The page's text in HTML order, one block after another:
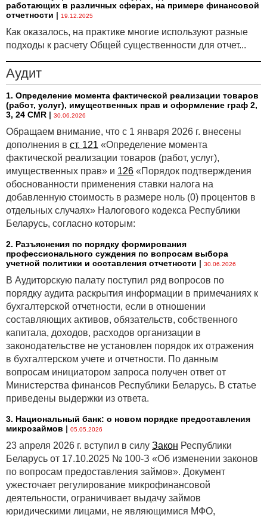
работающих в различных сферах, на примере финансовой
отчетности | 19.12.2025
Как оказалось, на практике многие используют разные
подходы к расчету Общей существенности для отчет...
Аудит
1. Определение момента фактической реализации товаров
(работ, услуг), имущественных прав и оформление граф 2,
3, 24 CMR | 30.06.2026
Обращаем внимание, что с 1 января 2026 г. внесены
дополнения в ст. 121 «Определение момента
фактической реализации товаров (работ, услуг),
имущественных прав» и 126 «Порядок подтверждения
обоснованности применения ставки налога на
добавленную стоимость в размере ноль (0) процентов в
отдельных случаях» Налогового кодекса Республики
Беларусь, согласно которым:
2. Разъяснения по порядку формирования
профессионального суждения по вопросам выбора
учетной политики и составления отчетности | 30.06.2026
В Аудиторскую палату поступил ряд вопросов по
порядку аудита раскрытия информации в примечаниях к
бухгалтерской отчетности, если в отношении
составляющих активов, обязательств, собственного
капитала, доходов, расходов организации в
законодательстве не установлен порядок их отражения
в бухгалтерском учете и отчетности. По данным
вопросам инициатором запроса получен ответ от
Министерства финансов Республики Беларусь. В статье
приведены выдержки из ответа.
3. Национальный банк: о новом порядке предоставления
микрозаймов | 05.05.2026
23 апреля 2026 г. вступил в силу Закон Республики
Беларусь от 17.10.2025 № 100-З «Об изменении законов
по вопросам предоставления займов». Документ
ужесточает регулирование микрофинансовой
деятельности, ограничивает выдачу займов
юридическими лицами, не являющимися МФО,